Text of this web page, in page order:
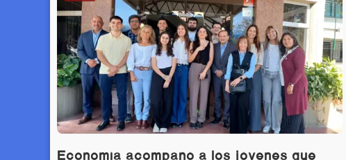
Economía acompañó a los jóvenes que